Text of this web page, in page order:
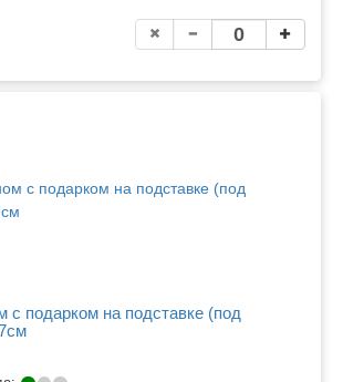
с подарком на подставке (под